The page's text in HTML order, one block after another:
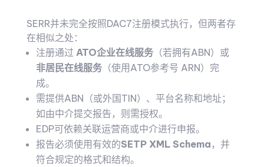
SERR并未完全按照DAC7注册模式执行，但两者存
在相似之处：
注册通过 ATO企业在线服务（若拥有ABN）或
非居民在线服务（使用ATO参考号 ARN）完
成。
需提供ABN（或外国TIN）、平台名称和地址；
如由中介提交报告，则需授权。
EDP可依赖关联运营商或中介进行申报。
报告必须使用有效的SETP XML Schema ，并
符合规定的格式和结构。